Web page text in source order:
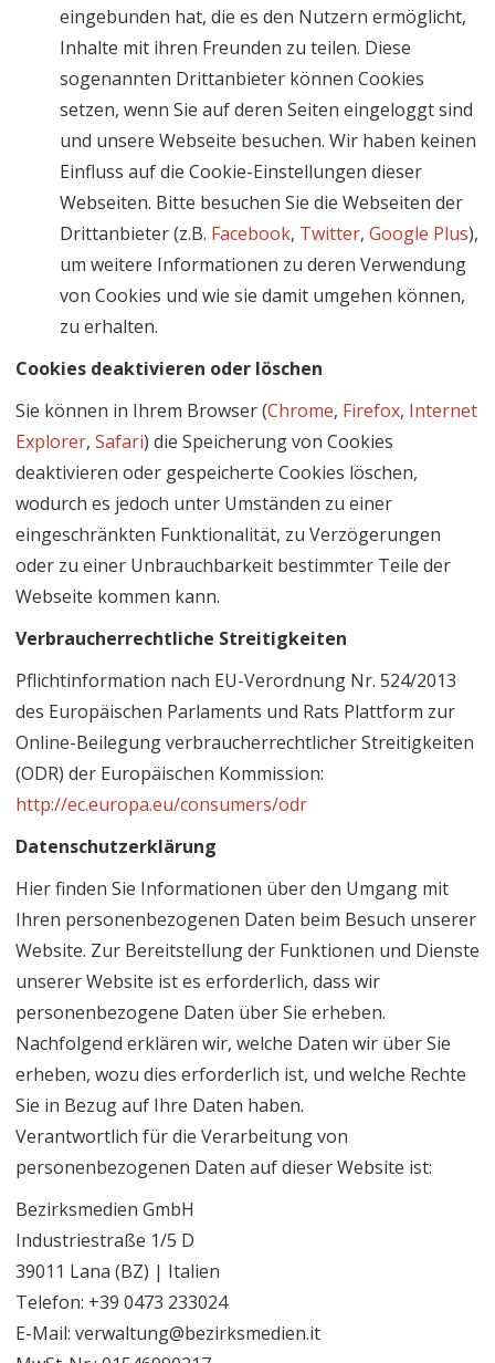
eingebunden hat, die es den Nutzern ermöglicht,
Inhalte mit ihren Freunden zu teilen. Diese
sogenannten Drittanbieter können Cookies
setzen, wenn Sie auf deren Seiten eingeloggt sind
und unsere Webseite besuchen. Wir haben keinen
Einfluss auf die Cookie-Einstellungen dieser
Webseiten. Bitte besuchen Sie die Webseiten der
Drittanbieter (z.B. Facebook, Twitter, Google Plus),
um weitere Informationen zu deren Verwendung
von Cookies und wie sie damit umgehen können,
zu erhalten.
Cookies deaktivieren oder löschen
Sie können in Ihrem Browser (Chrome, Firefox, Internet
Explorer, Safari) die Speicherung von Cookies
deaktivieren oder gespeicherte Cookies löschen,
wodurch es jedoch unter Umständen zu einer
eingeschränkten Funktionalität, zu Verzögerungen
oder zu einer Unbrauchbarkeit bestimmter Teile der
Webseite kommen kann.
Verbraucherrechtliche Streitigkeiten
Pflichtinformation nach EU-Verordnung Nr. 524/2013
des Europäischen Parlaments und Rats Plattform zur
Online-Beilegung verbraucherrechtlicher Streitigkeiten
(ODR) der Europäischen Kommission:
http://ec.europa.eu/consumers/odr
Datenschutzerklärung
Hier finden Sie Informationen über den Umgang mit
Ihren personenbezogenen Daten beim Besuch unserer
Website. Zur Bereitstellung der Funktionen und Dienste
unserer Website ist es erforderlich, dass wir
personenbezogene Daten über Sie erheben.
Nachfolgend erklären wir, welche Daten wir über Sie
erheben, wozu dies erforderlich ist, und welche Rechte
Sie in Bezug auf Ihre Daten haben.
Verantwortlich für die Verarbeitung von
personenbezogenen Daten auf dieser Website ist:
Bezirksmedien GmbH
Industriestraße 1/5 D
39011 Lana (BZ) | Italien
Telefon: +39 0473 233024
E-Mail: verwaltung@bezirksmedien.it